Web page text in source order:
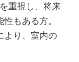
重視し、将来
もある方。
より、室内の